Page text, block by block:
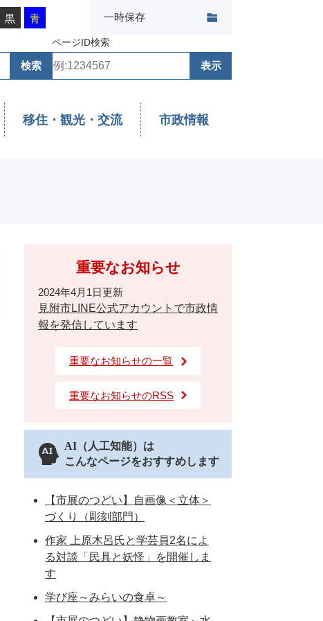
ページID検索
黒 青 一時保存
移住・観光・交流 市政情報
重要なお知らせ
2024年4月1日更新
見附市LINE公式アカウントで市政情
報を発信しています
重要なお知らせの一覧
重要なお知らせのRSS
AI（人工知能）は
こんなページをおすすめします
【市展のつどい】自画像＜立体＞
づくり（彫刻部門）
作家 上原木呂氏と学芸員2名によ
る対談「民具と妖怪」を開催しま
す
学び座～みらいの食卓～